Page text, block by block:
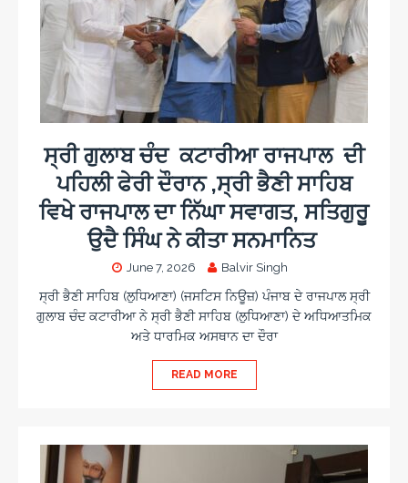
ਸ੍ਰੀ ਗੁਲਾਬ ਚੰਦ ਕਟਾਰੀਆ ਰਾਜਪਾਲ ਦੀ
ਪਹਿਲੀ ਫੇਰੀ ਦੌਰਾਨ ,ਸ੍ਰੀ ਭੈਣੀ ਸਾਹਿਬ
ਵਿਖੇ ਰਾਜਪਾਲ ਦਾ ਨਿੱਘਾ ਸਵਾਗਤ, ਸਤਿਗੁਰੂ
ਉਦੈ ਸਿੰਘ ਨੇ ਕੀਤਾ ਸਨਮਾਨਿਤ
June 7, 2026 Balvir Singh
ਸ੍ਰੀ ਭੈਣੀ ਸਾਹਿਬ (ਲੁਧਿਆਣਾ) (ਜਸਟਿਸ ਨਿਊਜ਼) ਪੰਜਾਬ ਦੇ ਰਾਜਪਾਲ ਸ੍ਰੀ
ਗੁਲਾਬ ਚੰਦ ਕਟਾਰੀਆ ਨੇ ਸ੍ਰੀ ਭੈਣੀ ਸਾਹਿਬ (ਲੁਧਿਆਣਾ) ਦੇ ਅਧਿਆਤਮਿਕ
ਅਤੇ ਧਾਰਮਿਕ ਅਸਥਾਨ ਦਾ ਦੌਰਾ
READ MORE